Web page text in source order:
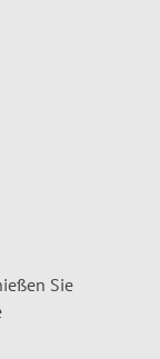
Sie